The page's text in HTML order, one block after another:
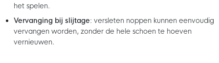
het spelen.
Vervanging bij slijtage: versleten noppen kunnen eenvoudig
vervangen worden, zonder de hele schoen te hoeven
vernieuwen.